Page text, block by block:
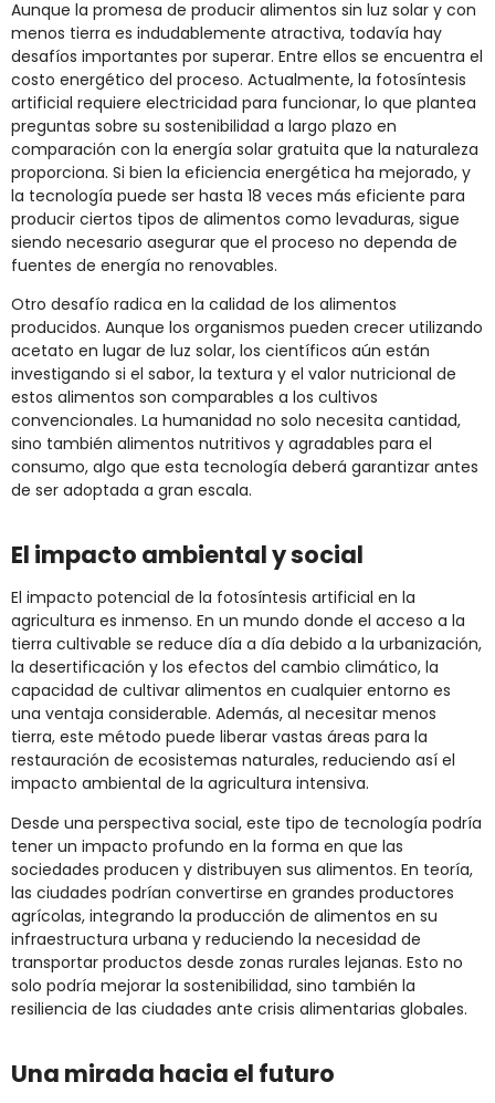
Aunque la promesa de producir alimentos sin luz solar y con
menos tierra es indudablemente atractiva, todavía hay
desafíos importantes por superar. Entre ellos se encuentra el
costo energético del proceso. Actualmente, la fotosíntesis
artificial requiere electricidad para funcionar, lo que plantea
preguntas sobre su sostenibilidad a largo plazo en
comparación con la energía solar gratuita que la naturaleza
proporciona. Si bien la eficiencia energética ha mejorado, y
la tecnología puede ser hasta 18 veces más eficiente para
producir ciertos tipos de alimentos como levaduras, sigue
siendo necesario asegurar que el proceso no dependa de
fuentes de energía no renovables.
Otro desafío radica en la calidad de los alimentos
producidos. Aunque los organismos pueden crecer utilizando
acetato en lugar de luz solar, los científicos aún están
investigando si el sabor, la textura y el valor nutricional de
estos alimentos son comparables a los cultivos
convencionales. La humanidad no solo necesita cantidad,
sino también alimentos nutritivos y agradables para el
consumo, algo que esta tecnología deberá garantizar antes
de ser adoptada a gran escala.
El impacto ambiental y social
El impacto potencial de la fotosíntesis artificial en la
agricultura es inmenso. En un mundo donde el acceso a la
tierra cultivable se reduce día a día debido a la urbanización,
la desertificación y los efectos del cambio climático, la
capacidad de cultivar alimentos en cualquier entorno es
una ventaja considerable. Además, al necesitar menos
tierra, este método puede liberar vastas áreas para la
restauración de ecosistemas naturales, reduciendo así el
impacto ambiental de la agricultura intensiva.
Desde una perspectiva social, este tipo de tecnología podría
tener un impacto profundo en la forma en que las
sociedades producen y distribuyen sus alimentos. En teoría,
las ciudades podrían convertirse en grandes productores
agrícolas, integrando la producción de alimentos en su
infraestructura urbana y reduciendo la necesidad de
transportar productos desde zonas rurales lejanas. Esto no
solo podría mejorar la sostenibilidad, sino también la
resiliencia de las ciudades ante crisis alimentarias globales.
Una mirada hacia el futuro